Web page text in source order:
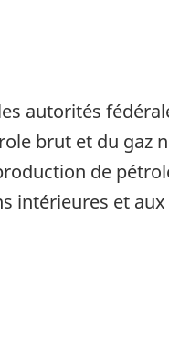
autorités
brut et du gaz
de
intérieures et